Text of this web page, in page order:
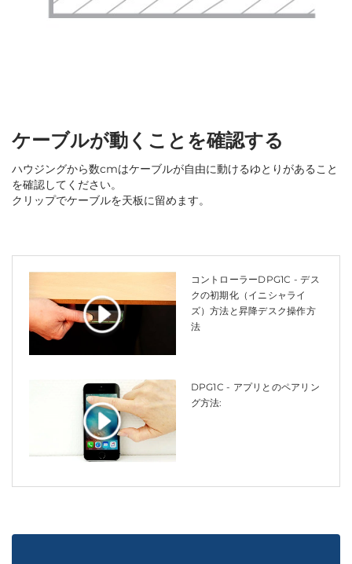
ケーブルが動くことを確認する
ハウジングから数cmはケーブルが自由に動けるゆとりがあること
を確認してください。
クリップでケーブルを天板に留めます。
コントローラーDPG1C - デス
クの初期化（イニシャライ
ズ）方法と昇降デスク操作方
法
DPG1C - アプリとのペアリン
グ方法: